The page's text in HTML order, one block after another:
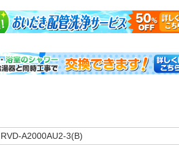
RVD-A2000AU2-3(B)